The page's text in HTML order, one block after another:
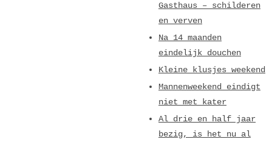
Gasthaus – schilderen
en verven
Na 14 maanden
eindelijk douchen
Kleine klusjes weekend
Mannenweekend eindigt
niet met kater
Al drie en half jaar
bezig, is het nu al